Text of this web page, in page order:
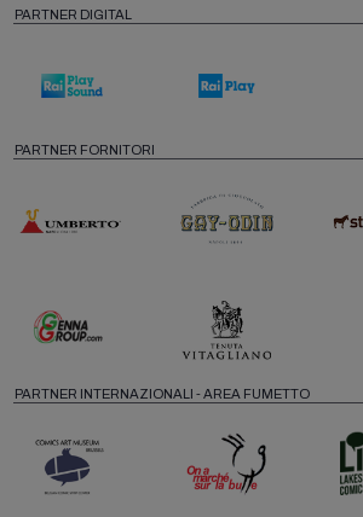
PARTNER DIGITAL
PARTNER FORNITORI
PARTNER INTERNAZIONALI - AREA FUMETTO